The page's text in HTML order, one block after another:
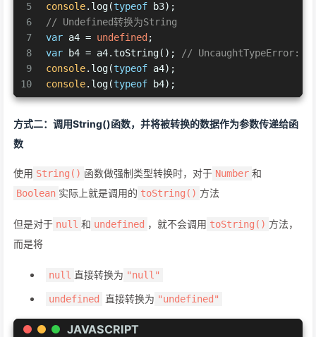
5
6
7
8
9
10
console.log(typeof b3);
// Undefined转换为String
var a4 = undefined ;
var b4 = a4.toString();
// UncaughtTypeError:
console.log(typeof a4);
console.log(typeof b4);
方式二：调用String()函数，并将被转换的数据作为参数传递给函
数
使用 String() 函数做强制类型转换时，对于 Number 和
Boolean 实际上就是调用的 toString() 方法
但是对于 null 和 undefined ，就不会调用 toString() 方法，
而是将
null 直接转换为 "null"
undefined 直接转换为 "undefined"
JAVASCRIPT